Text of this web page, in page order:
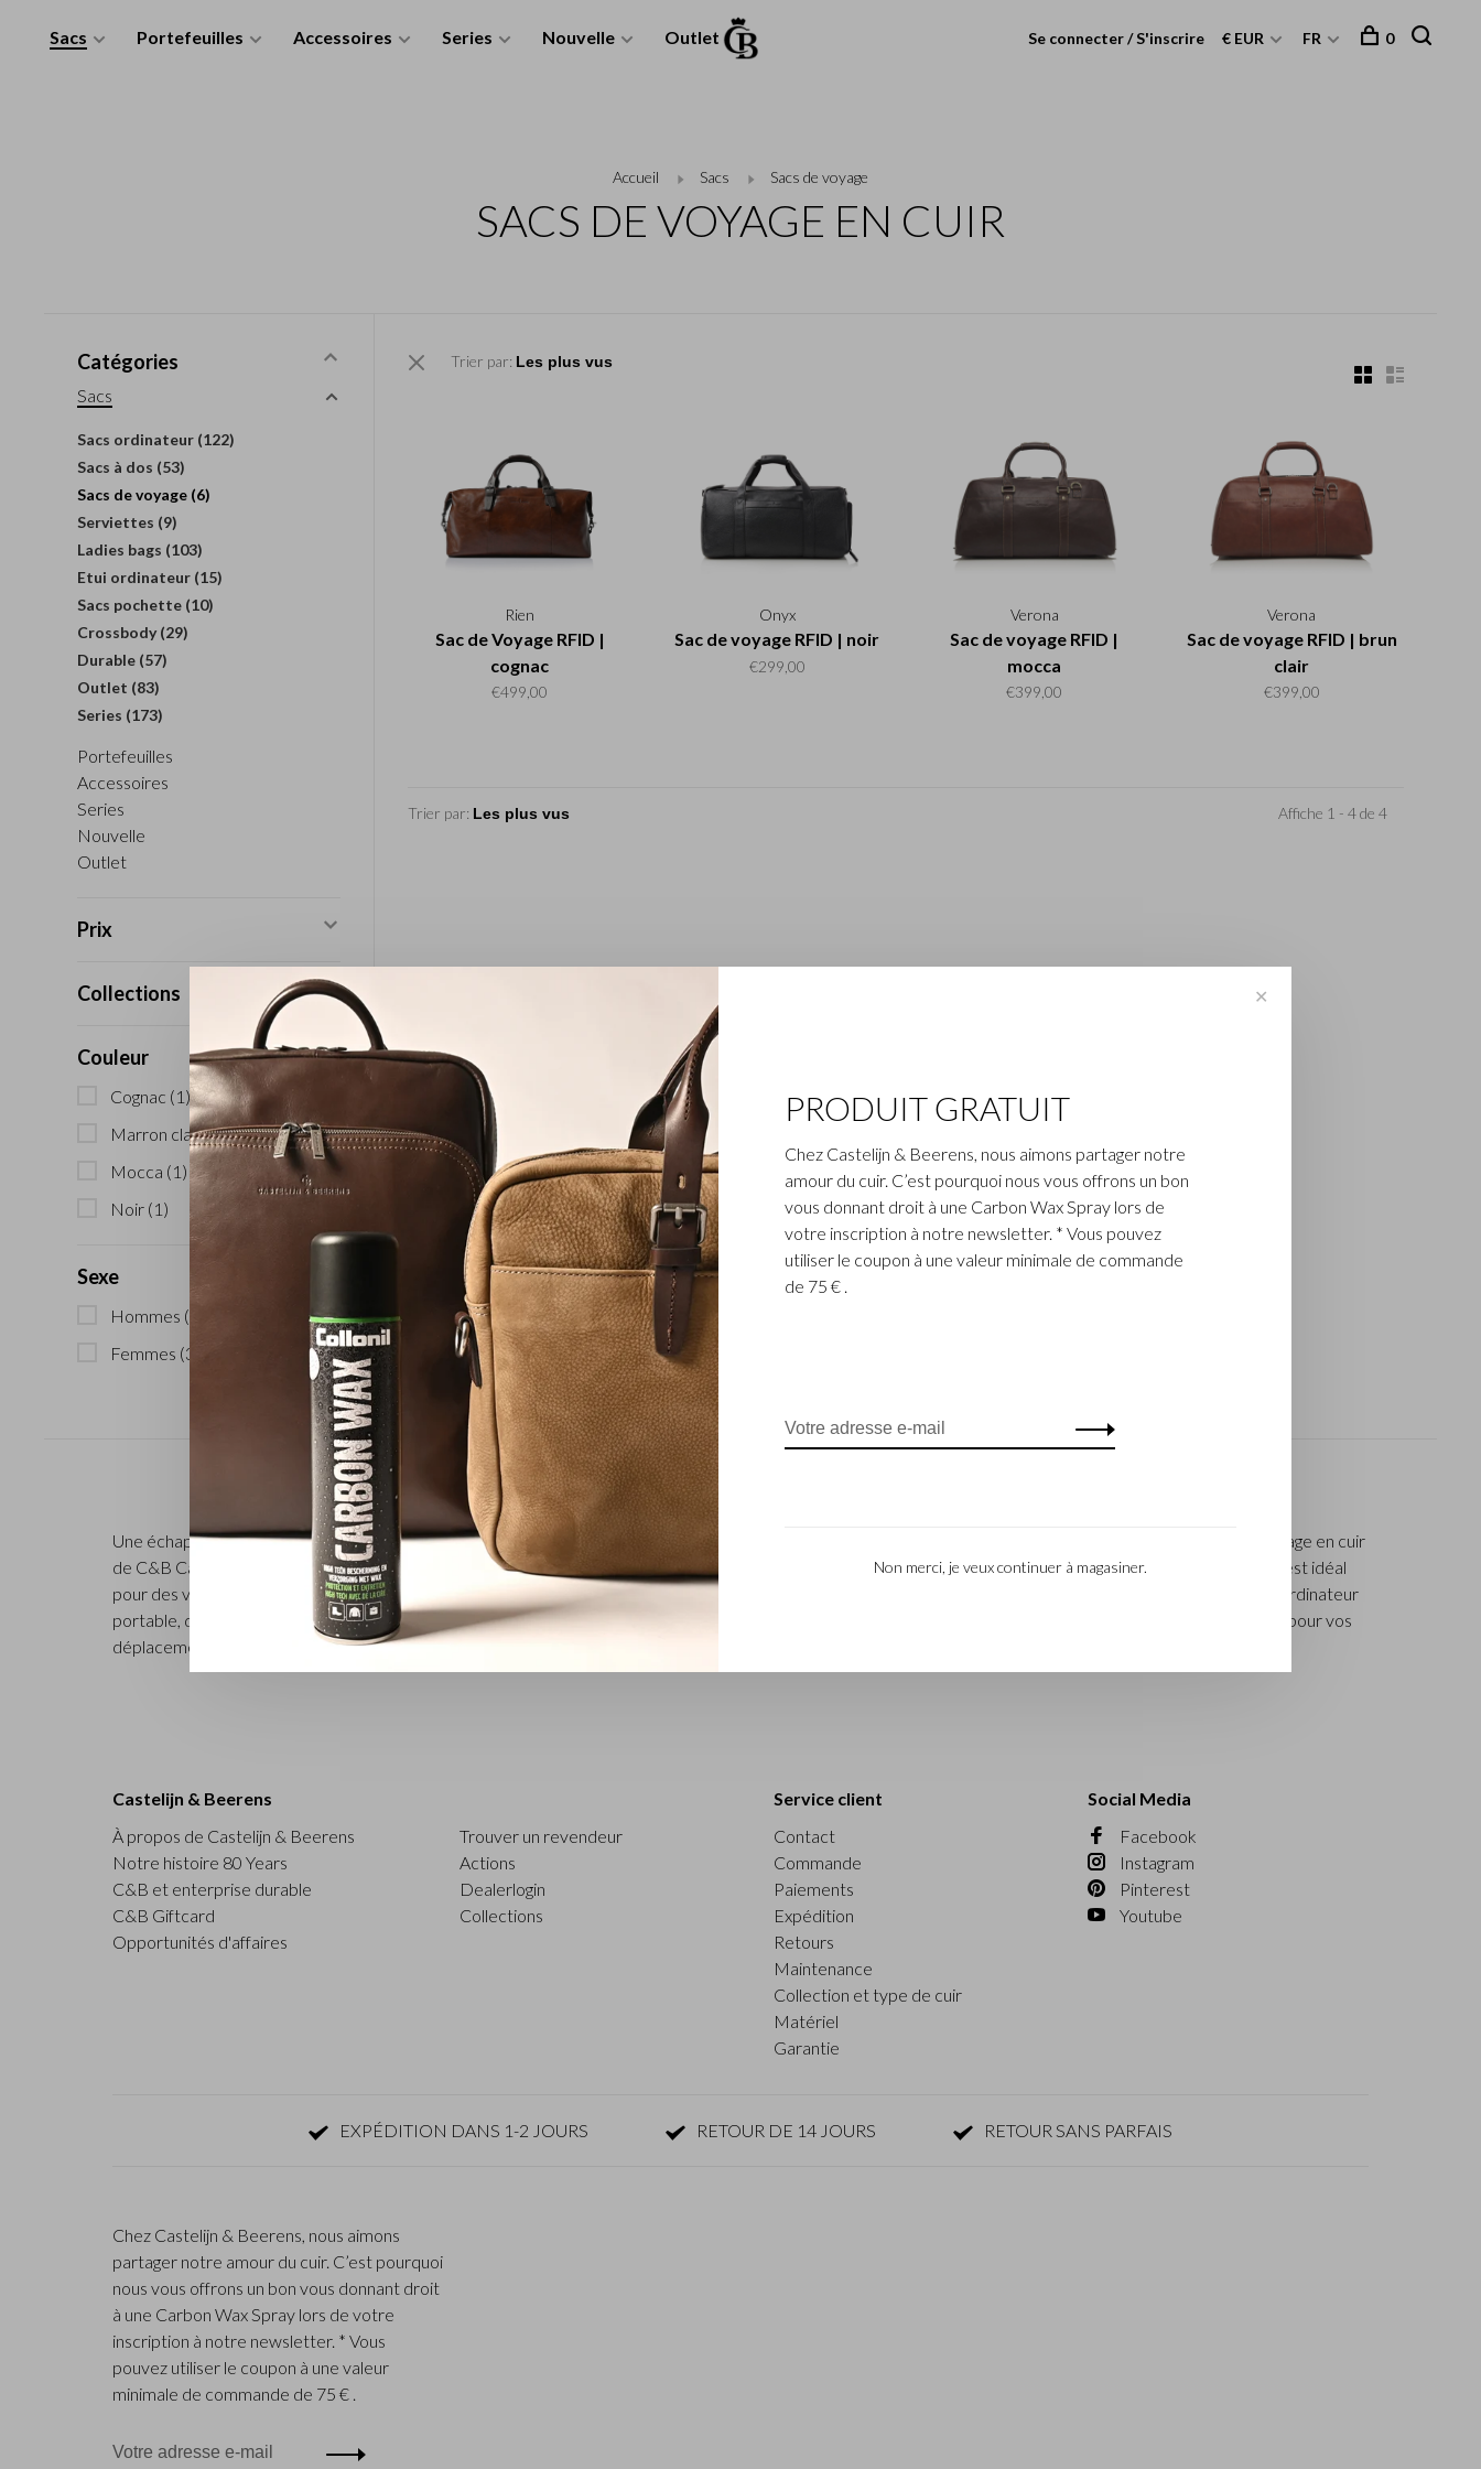
Sacs Portefeuilles Accessoires Series Nouvelle Outlet Se connecter / S'inscrire € EUR FR 0
Accueil Sacs Sacs de voyage
SACS DE VOYAGE EN CUIR
Catégories
Sacs
Sacs ordinateur (122)
Sacs à dos (53)
Sacs de voyage (6)
Serviettes (9)
Ladies bags (103)
Etui ordinateur (15)
Sacs pochette (10)
Crossbody (29)
Durable (57)
Outlet (83)
Series (173)
Portefeuilles
Accessoires
Series
Nouvelle
Outlet
Prix
Collections
Couleur
Cognac (1)
Marron clair(1)
Mocca (1)
Noir (1)
Sexe
Hommes (3)
Femmes (3)
Trier par:
Rien
Sac de Voyage RFID |
cognac
€499,00
Onyx
Sac de voyage RFID | noir
€299,00
Verona
Sac de voyage RFID |
mocca
€399,00
Verona
Sac de voyage RFID | brun
clair
€399,00
Trier par: Affiche 1 - 4 de 4
Une échappée d’un week-end ou un voyage d’affaires ? Un bon début pour votre voyage serait de prendre une valise à roulettes pour ordinateur ou un sac voyage en cuir
de C&B Castelijn & Beerens. Des cuirs de bœuf italiens de haute qualité transformés en un sac en cuir parfait pour hommes et femmes. Un sac voyage en cuir est idéal
pour des voyages de courte durée ou comme bagage à main. Les sacs en cuir ont des compartiments pratiques, avec de l’espace pour toutes vos affaires : un ordinateur
portable, des vêtements mais aussi vos documents de voyage. Les sacs sont luxueux, confortables, fonctionnels et c’est exactement ce dont vous avez besoin pour vos
déplacements.
Castelijn & Beerens
À propos de Castelijn & Beerens
Notre histoire 80 Years
C&B et enterprise durable
C&B Giftcard
Opportunités d'affaires
Trouver un revendeur
Actions
Dealerlogin
Collections
Service client
Contact
Commande
Paiements
Expédition
Retours
Maintenance
Collection et type de cuir
Matériel
Garantie
Social Media
Facebook
Instagram
Pinterest
Youtube
EXPÉDITION DANS 1-2 JOURS RETOUR DE 14 JOURS RETOUR SANS PARFAIS
Chez Castelijn & Beerens, nous aimons
partager notre amour du cuir. C’est pourquoi
nous vous offrons un bon vous donnant droit
à une Carbon Wax Spray lors de votre
inscription à notre newsletter. * Vous
pouvez utiliser le coupon à une valeur
minimale de commande de 75 € .
✕
PRODUIT GRATUIT
Chez Castelijn & Beerens, nous aimons partager notre
amour du cuir. C’est pourquoi nous vous offrons un bon
vous donnant droit à une Carbon Wax Spray lors de
votre inscription à notre newsletter. * Vous pouvez
utiliser le coupon à une valeur minimale de commande
de 75 € .
Non merci, je veux continuer à magasiner.